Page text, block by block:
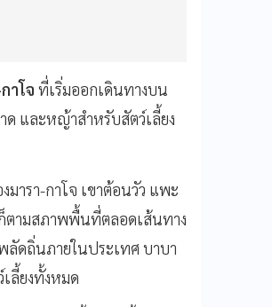
าโจ ที่เริ่มออกเดินทางบน
และหญ้าสำหรับสัตว์เลี้ยง
ารา-กาโจ เขาต้อนวัว แพะ
ตามสภาพพื้นที่ตลอดเส้นทาง
ลัดถิ่นภายในประเทศ บาบา
ลี้ยงทั้งหมด